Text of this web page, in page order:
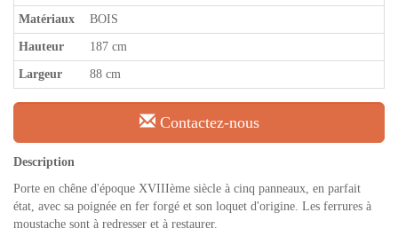
Matériaux BOIS
Hauteur 187 cm
Largeur 88 cm
Contactez-nous
Description
Porte en chêne d'époque XVIIIème siècle à cinq panneaux, en parfait
état, avec sa poignée en fer forgé et son loquet d'origine. Les ferrures à
moustache sont à redresser et à restaurer.